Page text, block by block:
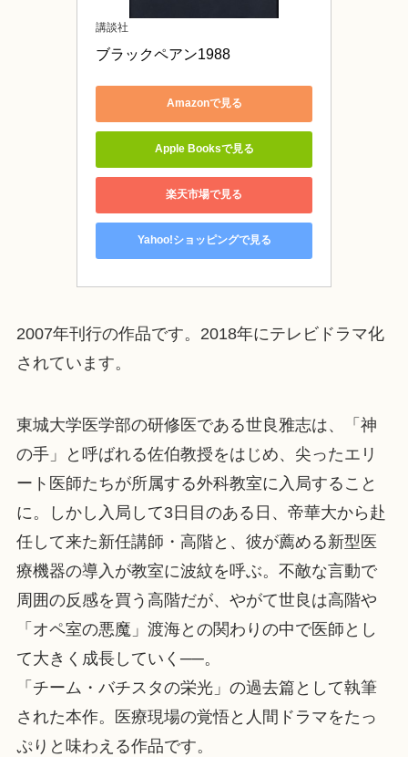
講談社
ブラックペアン1988
Amazonで見る
Apple Booksで見る
楽天市場で見る
Yahoo!ショッピングで見る
2007年刊行の作品です。2018年にテレビドラマ化
されています。
東城大学医学部の研修医である世良雅志は、「神
の手」と呼ばれる佐伯教授をはじめ、尖ったエリ
ート医師たちが所属する外科教室に入局すること
に。しかし入局して3日目のある日、帝華大から赴
任して来た新任講師・高階と、彼が薦める新型医
療機器の導入が教室に波紋を呼ぶ。不敵な言動で
周囲の反感を買う高階だが、やがて世良は高階や
「オペ室の悪魔」渡海との関わりの中で医師とし
て大きく成長していく──。
「チーム・バチスタの栄光」の過去篇として執筆
された本作。医療現場の覚悟と人間ドラマをたっ
ぷりと味わえる作品です。